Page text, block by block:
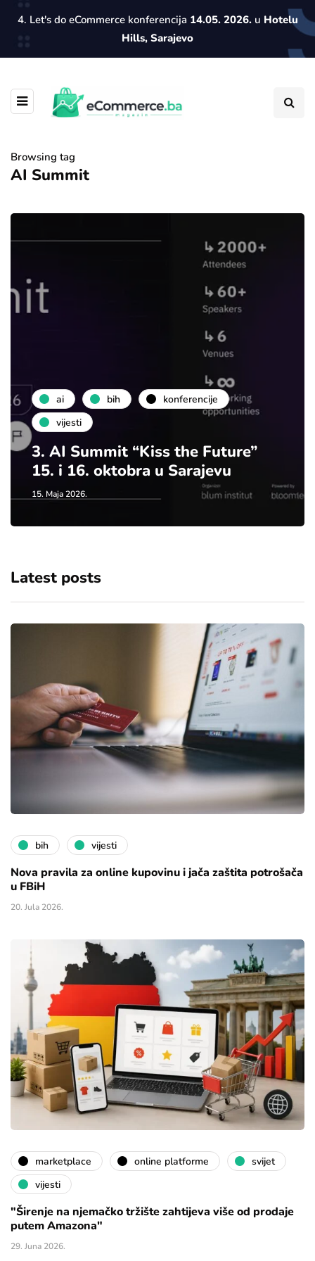
4. Let's do eCommerce konferencija 14.05. 2026.u Hotelu
Hills, Sarajevo
Browsing tag
AI Summit
ai bih
konferencije
vijesti
3. AI Summit “Kiss the Future”
15. i 16. oktobra u Sarajevu
15. Maja 2026.
Latest posts
bih vijesti
Nova pravila za online kupovinu i jača zaštita potrošača
u FBiH
20. Jula 2026.
marketplace online platforme
svijet
vijesti
"Širenje na njemačko tržište zahtijeva više od prodaje
putem Amazona"
29. Juna 2026.